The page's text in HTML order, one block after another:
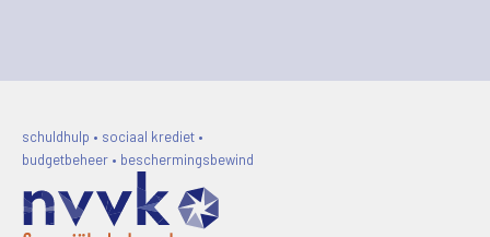
schuldhulp • sociaal krediet •
budgetbeheer • beschermingsbewind